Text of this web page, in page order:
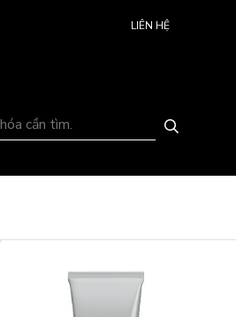
LIÊN HỆ